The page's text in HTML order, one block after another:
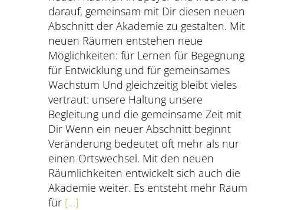
darauf, gemeinsam mit Dir diesen neuen
Abschnitt der Akademie zu gestalten. Mit
neuen Räumen entstehen neue
Möglichkeiten: für Lernen für Begegnung
für Entwicklung und für gemeinsames
Wachstum Und gleichzeitig bleibt vieles
vertraut: unsere Haltung unsere
Begleitung und die gemeinsame Zeit mit
Dir Wenn ein neuer Abschnitt beginnt
Veränderung bedeutet oft mehr als nur
einen Ortswechsel. Mit den neuen
Räumlichkeiten entwickelt sich auch die
Akademie weiter. Es entsteht mehr Raum
für[...]